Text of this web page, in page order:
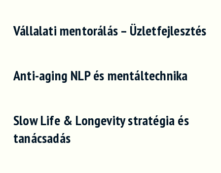
Vállalati mentorálás – Üzletfejlesztés
Anti-aging NLP és mentáltechnika
Slow Life & Longevity stratégia és
tanácsadás